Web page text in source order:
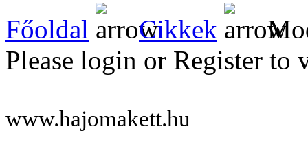
Főoldal Cikkek
Please login or Register to
www.hajomakett.hu